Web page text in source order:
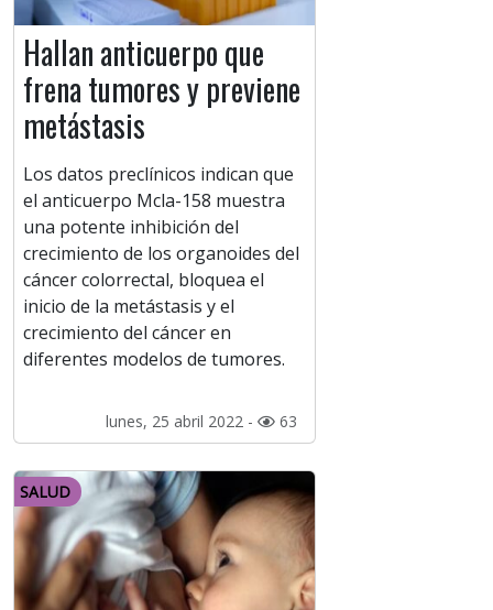
Hallan anticuerpo que
frena tumores y previene
metástasis
Los datos preclínicos indican que
el anticuerpo Mcla-158 muestra
una potente inhibición del
crecimiento de los organoides del
cáncer colorrectal, bloquea el
inicio de la metástasis y el
crecimiento del cáncer en
diferentes modelos de tumores.
lunes, 25 abril 2022 - 63
SALUD